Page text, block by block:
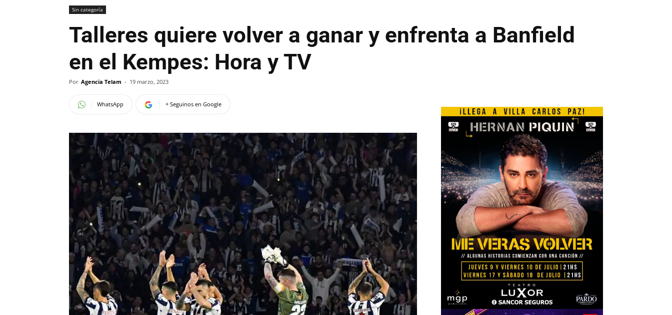
Sin categoría
Talleres quiere volver a ganar y enfrenta a Banfield
en el Kempes: Hora y TV
Por Agencia Telam - 19 marzo, 2023
WhatsApp + Seguinos en Google